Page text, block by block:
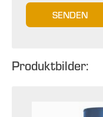
SENDEN
Produktbilder: